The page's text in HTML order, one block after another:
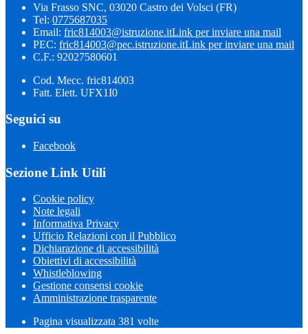
Via Frasso SNC, 03020 Castro dei Volsci (FR)
Tel: 0775687035
Email: fric814003@istruzione.itLink per inviare una mail
PEC: fric814003@pec.istruzione.itLink per inviare una mail
C.F.: 92027580601
Cod. Mecc. fric814003
Fatt. Elett. UFX1I0
Seguici su
Facebook
Sezione Link Utili
Cookie policy
Note legali
Informativa Privacy
Ufficio Relazioni con il Pubblico
Dichiarazione di accessibilità
Obiettivi di accessibilità
Whistleblowing
Gestione consensi cookie
Amministrazione trasparente
Pagina visualizzata 381 volte